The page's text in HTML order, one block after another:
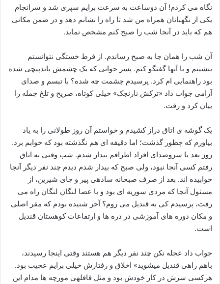
نگاه می کردم! آن دوساعت به سرعت برایم سپری شد و سرانجام
یکی از نگهبانان همراه من شد تا راه را نشانم دهد و در ضمن مکانی
هم که باید در آنجا شب را صبح کنم مشخص نماید.
آن شب را همان جا به صبح رساندم. از فرط خستگی نتوانستم
بنشینم و با آنها گفتگو کنم. پسر جوانی که یک چشمش باندپیچی شده
بود راهنمایی ام کرد. پرسیدم چشمت چه شده؟ با تبسم و صدای
آرامی جواب داد «ترکش نارنجک» خیلی کوتاه، صریح و تلخ جمله را
بیان کرد و رفت.
یک گوشه ی اتاق دراز کشیدم و خواستم آن روز طولانی را به یاد
بیاورم که چطور گذشت؛ اما دقیقه ای هم نگذشته بود که خوابم برد.
روز بعد با سروصدای افراد اطرافم بیدار شدم. شب وقتی به اتاق
رفتم کسی آنجا نبود، ولی صبح که بیدار شدم دیدم چند نفر دیگر آنجا
خوابیده اند. بعد از صرف صبحانه سادهی پیر و چای شیرین، از
مسئول آنجا که مردی سوریه ای بود و با عصا لنگان لنگان راه می
رفت، پرسیدم کی به قندیل می روم؟ آخر شنیده بودم که مقر اصلی
و مکان دوره های آموزشی در دره ها و ارتفاعات کوهستان قندیل
است.
جواب داد عجله نکن چند نفر دیگر هم هستند وقتی اینجا رسیدند،
باهم راهی قندیل میشوید» اخلاق و رفتارش خیلی برایم عجیب بود.
هرکسی سرش در کار خودش بود و مثل قافلهی مورچه ها مدام این